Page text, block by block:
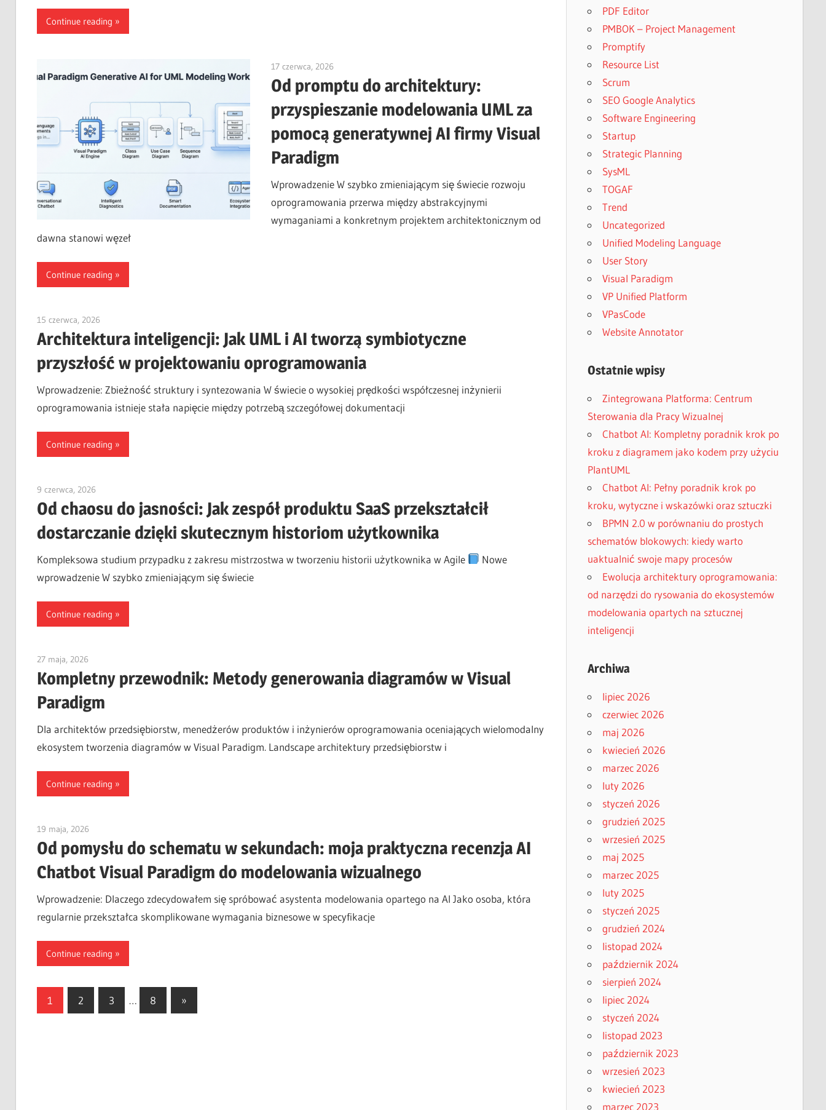
Continue reading
17 czerwca, 2026
Od promptu do architektury:
przyspieszanie modelowania UML za
pomocą generatywnej AI firmy Visual
Paradigm
Wprowadzenie W szybko zmieniającym się świecie rozwoju
oprogramowania przerwa między abstrakcyjnymi
wymaganiami a konkretnym projektem architektonicznym od
dawna stanowi węzeł
Continue reading
15 czerwca, 2026curtis
Architektura inteligencji: Jak UML i AI tworzą symbiotyczne
przyszłość w projektowaniu oprogramowania
Wprowadzenie: Zbieżność struktury i syntezowania W świecie o wysokiej prędkości współczesnej inżynierii
oprogramowania istnieje stała napięcie między potrzebą szczegółowej dokumentacji
Continue reading
9 czerwca, 2026curtis
Od chaosu do jasności: Jak zespół produktu SaaS przekształcił
dostarczanie dzięki skutecznym historiom użytkownika
Kompleksowa studium przypadku z zakresu mistrzostwa w tworzeniu historii użytkownika w Agile
Nowe
wprowadzenie W szybko zmieniającym się świecie
Continue reading
27 maja, 2026curtis
Kompletny przewodnik: Metody generowania diagramów w Visual
Paradigm
Dla architektów przedsiębiorstw, menedżerów produktów i inżynierów oprogramowania oceniających wielomodalny
ekosystem tworzenia diagramów w Visual Paradigm. Landscape architektury przedsiębiorstw i
Continue reading
19 maja, 2026curtis
Od pomysłu do schematu w sekundach: moja praktyczna recenzja AI
Chatbot Visual Paradigm do modelowania wizualnego
Wprowadzenie: Dlaczego zdecydowałem się spróbować asystenta modelowania opartego na AI Jako osoba, która
regularnie przekształca skomplikowane wymagania biznesowe w specyfikacje
Continue reading
Stronicowanie
1 2 3 … 8
Next
Posts
»
PDF Editor
PMBOK – Project Management
Promptify
Resource List
Scrum
SEO Google Analytics
Software Engineering
Startup
Strategic Planning
SysML
TOGAF
Trend
Uncategorized
Unified Modeling Language
User Story
Visual Paradigm
VP Unified Platform
VPasCode
Website Annotator
Ostatnie wpisy
Zintegrowana Platforma: Centrum
Sterowania dla Pracy Wizualnej
Chatbot AI: Kompletny poradnik krok po
kroku z diagramem jako kodem przy użyciu
PlantUML
Chatbot AI: Pełny poradnik krok po
kroku, wytyczne i wskazówki oraz sztuczki
BPMN 2.0 w porównaniu do prostych
schematów blokowych: kiedy warto
uaktualnić swoje mapy procesów
Ewolucja architektury oprogramowania:
od narzędzi do rysowania do ekosystemów
modelowania opartych na sztucznej
inteligencji
Archiwa
lipiec 2026
czerwiec 2026
maj 2026
kwiecień 2026
marzec 2026
luty 2026
styczeń 2026
grudzień 2025
wrzesień 2025
maj 2025
marzec 2025
luty 2025
styczeń 2025
grudzień 2024
listopad 2024
październik 2024
sierpień 2024
lipiec 2024
styczeń 2024
listopad 2023
październik 2023
wrzesień 2023
kwiecień 2023
marzec 2023